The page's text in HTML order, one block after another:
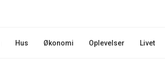
Hus Økonomi Oplevelser Livet